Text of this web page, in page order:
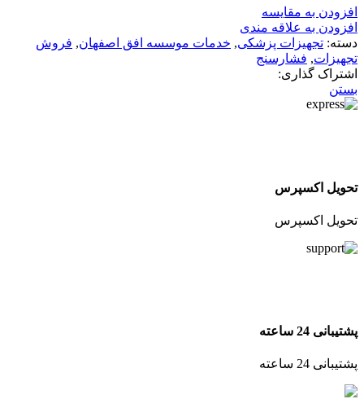
افزودن به مقایسه
افزودن به علاقه مندی
دسته: تجهیزات پزشکی, خدمات موسسه افق اصفهان, فروش
تجهیزات, فشارسنج
اشتراک گذاری:
بستن
تحویل اکسپرس
تحویل اکسپرس
پشتیبانی 24 ساعته
پشتیبانی 24 ساعته